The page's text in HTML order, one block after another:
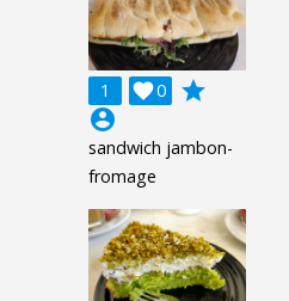
1 0

grade
account_circle
sandwich jambon-
fromage